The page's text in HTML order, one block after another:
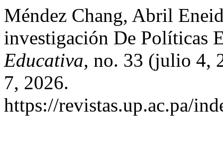
Méndez Chang, Abril
investigación De Políticas
Educativa, no. 33 (julio 4,
7, 2026.
https://revistas.up.ac.pa/